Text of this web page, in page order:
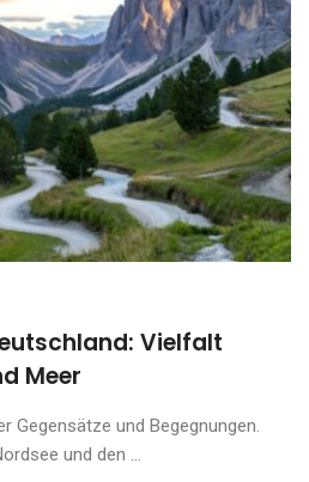
Vielfalt
Meer
Gegensätze und Begegnungen.
und den ...